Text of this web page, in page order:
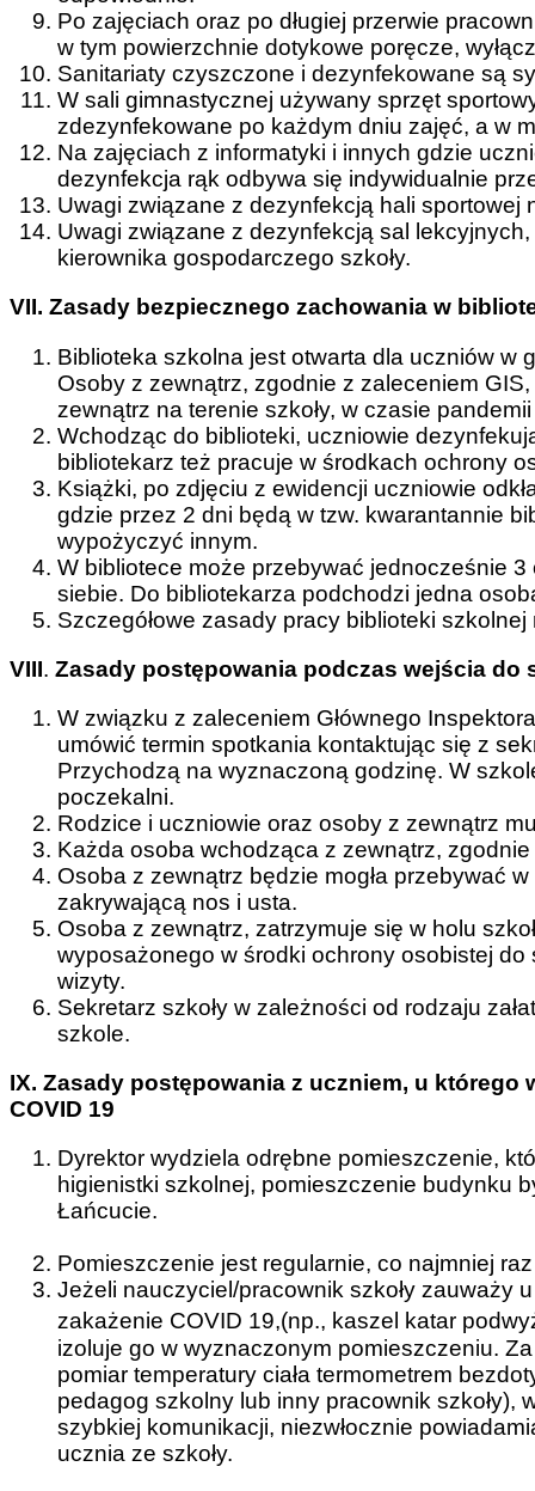
Po zajęciach oraz po długiej przerwie
w tym powierzchnie dotykowe poręcze,
Sanitariaty czyszczone i dezynfekowane są
W sali gimnastycznej używany sprzęt
zdezynfekowane po każdym dniu zajęć, a w
Na zajęciach z informatyki i innych gdzie
dezynfekcja rąk odbywa się indywidualnie
Uwagi związane z dezynfekcją hali
Uwagi związane z dezynfekcją sal
kierownika gospodarczego szkoły.
VII. Zasady bezpiecznego zachowania w
Biblioteka szkolna jest otwarta dla uczniów w
Osoby z zewnątrz, zgodnie z zaleceniem
zewnątrz na terenie szkoły, w czasie
Wchodząc do biblioteki, uczniowie
bibliotekarz też pracuje w środkach ochrony
Książki, po zdjęciu z ewidencji uczniowie
gdzie przez 2 dni będą w tzw. kwarantannie
wypożyczyć innym.
W bibliotece może przebywać jednocześnie
siebie. Do bibliotekarza podchodzi jedna
Szczegółowe zasady pracy biblioteki
VIII. Zasady postępowania podczas wejścia do
W związku z zaleceniem Głównego
umówić termin spotkania kontaktując się z
Przychodzą na wyznaczoną godzinę. W
poczekalni.
Rodzice i uczniowie oraz osoby z zewnątrz
Każda osoba wchodząca z zewnątrz,
Osoba z zewnątrz będzie mogła przebywać
zakrywającą nos i usta.
Osoba z zewnątrz, zatrzymuje się w holu
wyposażonego w środki ochrony osobistej
wizyty.
Sekretarz szkoły w zależności od rodzaju
szkole.
IX. Zasady postępowania z uczniem, u
COVID 19
Dyrektor wydziela odrębne pomieszczenie,
higienistki szkolnej, pomieszczenie budynku
Pomieszczenie jest regularnie, co najmniej
Jeżeli nauczyciel/pracownik szkoły zauważy
zakażenie COVID 19,(np., kaszel katar
izoluje go w wyznaczonym pomieszczeniu.
pomiar temperatury ciała termometrem
pedagog szkolny lub inny pracownik
szybkiej komunikacji, niezwłocznie
ucznia